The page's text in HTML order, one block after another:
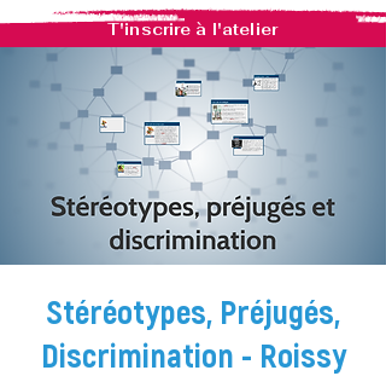
T'inscrire à l'atelier
Stéréotypes, Préjugés,
Discrimination - Roissy